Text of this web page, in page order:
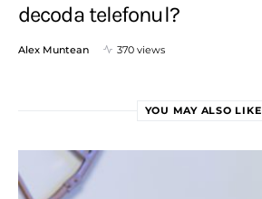
decoda telefonul?
Alex Muntean 370 views
YOU MAY ALSO LIKE